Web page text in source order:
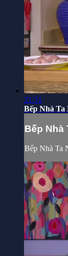
21:51
Bếp Nhà Ta
Bếp Nhà
Bếp Nhà Ta